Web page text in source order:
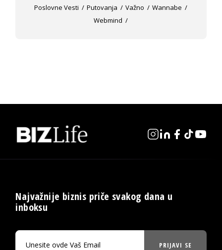
Poslovne Vesti
Putovanja Važno
Wannabe
Webmind
Najvažnije biznis priče svakog dana u
inboksu
PRIJAVI SE